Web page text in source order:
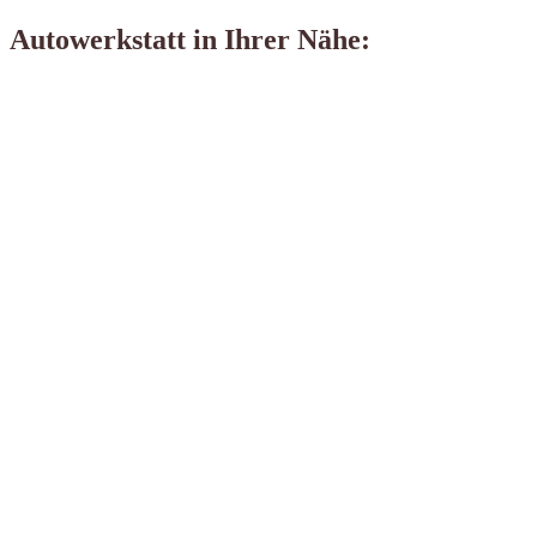
Autowerkstatt in Ihrer Nähe: